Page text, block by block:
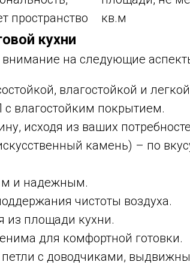
пространство
кв.м
кухни
на следующие
влагостойкой и легкой
влагостойким покрытием.
исходя из ваших
камень) – по
и надежным.
чистоты воздуха.
из площади кухни.
для комфортной готовки.
с доводчиками,